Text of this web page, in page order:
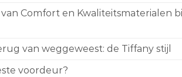
Comfort en Kwaliteitsmaterialen
van weggeweest: de Tiffany stijl
voordeur?